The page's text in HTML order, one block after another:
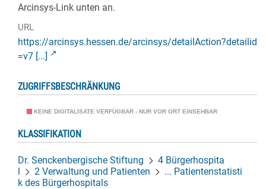
Arcinsys-Link unten an.
URL
https://arcinsys.hessen.de/arcinsys/detailAction?detailid
=v7 [...]
ZUGRIFFSBESCHRÄNKUNG
KEINE DIGITALISATE VERFÜGBAR - NUR VOR ORT EINSEHBAR
KLASSIFIKATION
Dr. Senckenbergische Stiftung
4 Bürgerhospita
l
2 Verwaltung und Patienten
... Patientenstatisti
k des Bürgerhospitals